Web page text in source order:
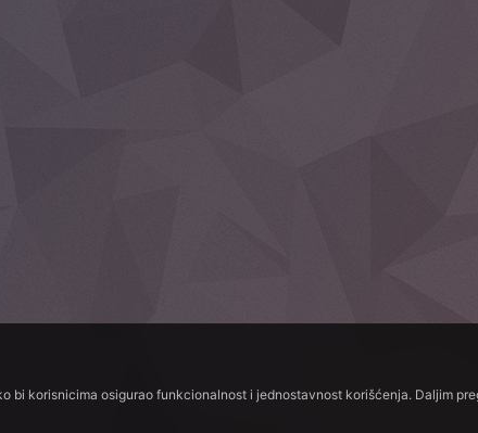
bi korisnicima osigurao funkcionalnost i jednostavnost korišćenja. Daljim